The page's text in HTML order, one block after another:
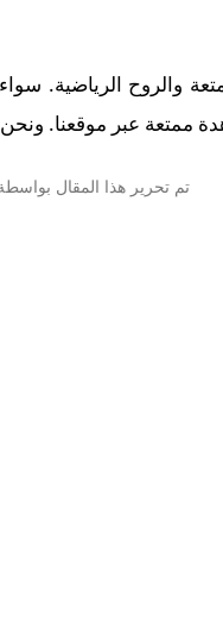
والروح الرياضية.
ممتعة عبر موقعنا. ونحن
تم تحرير هذا المقال